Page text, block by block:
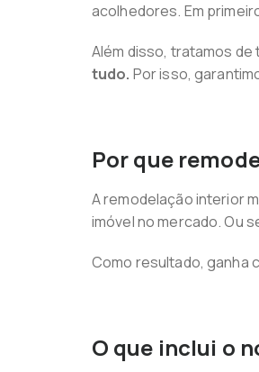
acolhedores. Em
Além disso, tratamos
tudo. Por isso,
Por que
A remodelação interior
imóvel no mercado. Ou
Como resultado, ganha
O que inclui o